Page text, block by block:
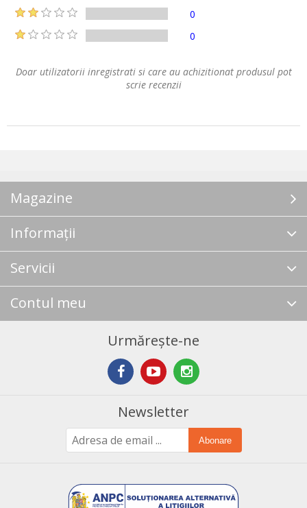
0
0
Doar utilizatorii inregistrati si care au achizitionat produsul pot
scrie recenzii
Magazine
Informații
Servicii
Contul meu
Urmărește-ne
Newsletter
Abonare